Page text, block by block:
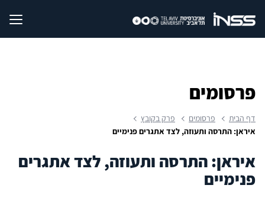
פרסומים
דף הבית פרסומים
פרק בקובץ
איראן: התרסה ותעוזה, לצד אתגרים פנימיים
איראן: התרסה ותעוזה, לצד אתגרים
פנימיים